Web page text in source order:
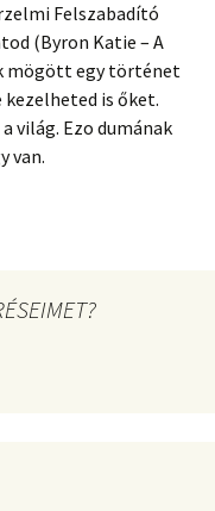
Felszabadító
(Byron Katie – A
mögött egy történet
kezelheted is őket.
világ. Ezo dumának
van.